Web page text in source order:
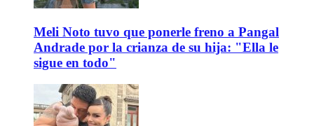
Meli Noto tuvo que ponerle freno a Pangal
Andrade por la crianza de su hija: "Ella le
sigue en todo"